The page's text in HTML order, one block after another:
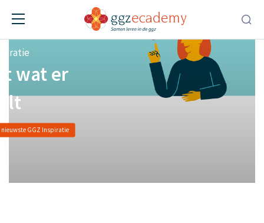
wat er
nieuwste GGZ Inspiratie